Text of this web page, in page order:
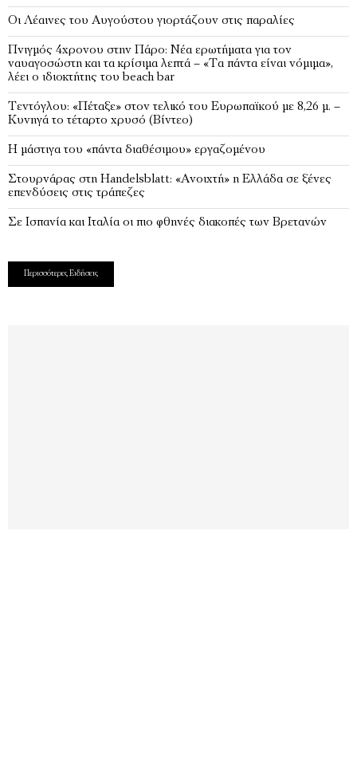
Οι Λέαινες του Αυγούστου γιορτάζουν στις παραλίες
Πνιγμός 4χρονου στην Πάρο: Νέα ερωτήματα για τον
ναυαγοσώστη και τα κρίσιμα λεπτά – «Τα πάντα είναι νόμιμα»,
λέει ο ιδιοκτήτης του beach bar
Τεντόγλου: «Πέταξε» στον τελικό του Ευρωπαϊκού με 8,26 μ. –
Κυνηγά το τέταρτο χρυσό (Βίντεο)
Η μάστιγα του «πάντα διαθέσιμου» εργαζομένου
Στουρνάρας στη Handelsblatt: «Ανοιχτή» η Ελλάδα σε ξένες
επενδύσεις στις τράπεζες
Σε Ισπανία και Ιταλία οι πιο φθηνές διακοπές των Βρετανών
Περισσότερες Ειδήσεις